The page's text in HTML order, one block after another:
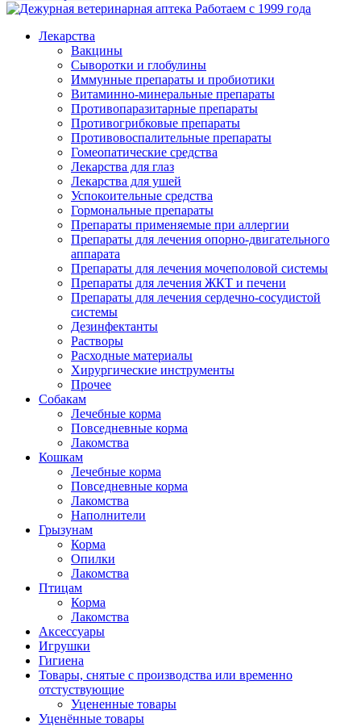
Работаем с 1999 года
Лекарства
Вакцины
Сыворотки и глобулины
Иммунные препараты и пробиотики
Витаминно-минеральные препараты
Противопаразитарные препараты
Противогрибковые препараты
Противовоспалительные препараты
Гомеопатические средства
Лекарства для глаз
Лекарства для ушей
Успокоительные средства
Гормональные препараты
Препараты применяемые при аллергии
Препараты для лечения опорно-двигательного
аппарата
Препараты для лечения мочеполовой системы
Препараты для лечения ЖКТ и печени
Препараты для лечения сердечно-сосудистой
системы
Дезинфектанты
Растворы
Расходные материалы
Хирургические инструменты
Прочее
Собакам
Лечебные корма
Повседневные корма
Лакомства
Кошкам
Лечебные корма
Повседневные корма
Лакомства
Наполнители
Грызунам
Корма
Опилки
Лакомства
Птицам
Корма
Лакомства
Аксессуары
Игрушки
Гигиена
Товары, снятые с производства или временно
отстуствующие
Уцененные товары
Уценённые товары